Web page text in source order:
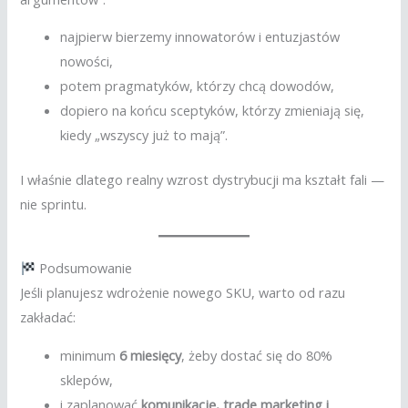
najpierw bierzemy innowatorów i entuzjastów
nowości,
potem pragmatyków, którzy chcą dowodów,
dopiero na końcu sceptyków, którzy zmieniają się,
kiedy „wszyscy już to mają”.
I właśnie dlatego realny wzrost dystrybucji ma kształt fali —
nie sprintu.
Podsumowanie
Jeśli planujesz wdrożenie nowego SKU, warto od razu
zakładać:
minimum 6 miesięcy, żeby dostać się do 80%
sklepów,
i zaplanowaćkomunikację, trade marketing i